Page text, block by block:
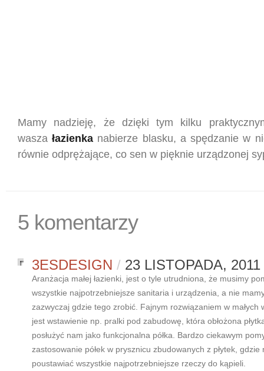
Mamy nadzieję, że dzięki tym kilku
waszałazienka nabierze blasku, a spędzanie w
równie odprężające, co sen w pięknie urządzonej
5 komentarzy
3ESDESIGN / 23 LISTOPADA, 2011
Aranżacja małej łazienki, jest o tyle utrudniona, że musimy
wszystkie najpotrzebniejsze sanitaria i urządzenia, a nie
zazwyczaj gdzie tego zrobić. Fajnym rozwiązaniem w małych
jest wstawienie np. pralki pod zabudowę, która obłożona
posłużyć nam jako funkcjonalna półka. Bardzo ciekawym
zastosowanie półek w prysznicu zbudowanych z płytek, gdzie
poustawiać wszystkie najpotrzebniejsze rzeczy do kąpieli.